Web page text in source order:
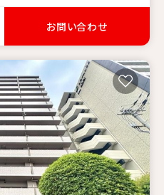
お問い合わせ